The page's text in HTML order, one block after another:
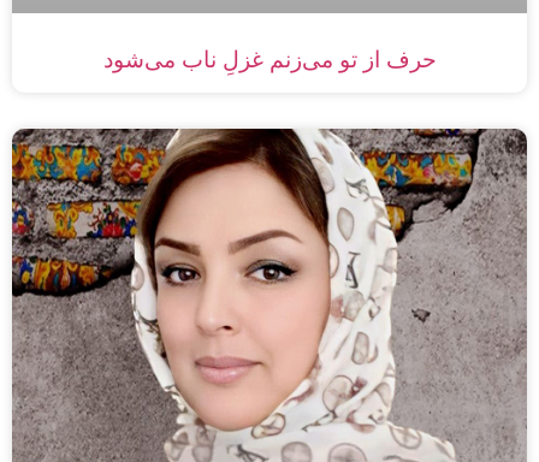
حرف از تو می‌زنم غزلِ ناب می‌شود